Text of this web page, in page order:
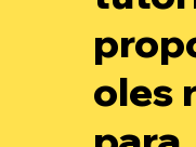
oles